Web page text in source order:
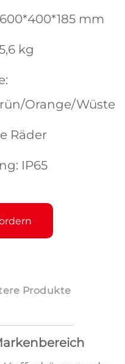
mm
kg
Orange/Wüste
Räder
IP65
Produkte